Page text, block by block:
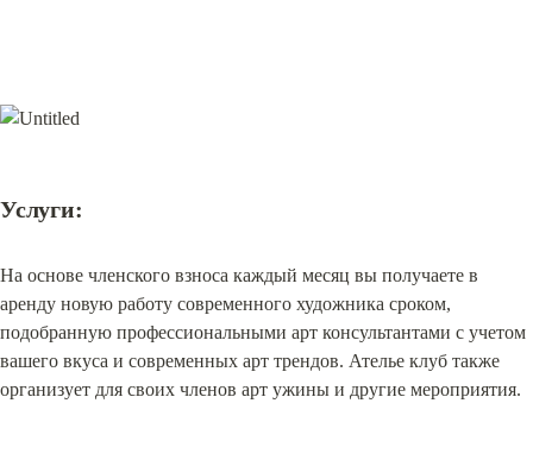
Услуги:
На основе членского взноса каждый месяц вы получаете в
аренду новую работу современного художника сроком,
подобранную профессиональными арт консультантами с учетом
вашего вкуса и современных арт трендов. Ателье клуб также
организует для своих членов арт ужины и другие мероприятия.